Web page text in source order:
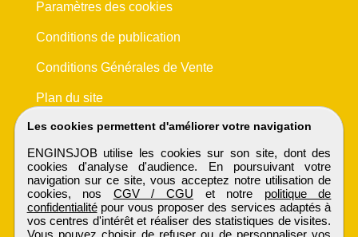
Les cookies permettent d'améliorer votre navigation
ENGINSJOB utilise les cookies sur son site, dont des
cookies d'analyse d'audience. En poursuivant votre
navigation sur ce site, vous acceptez notre utilisation de
cookies, nos CGV / CGU et notre politique de
confidentialitépour vous proposer des services adaptés à
vos centres d'intérêt et réaliser des statistiques de visites.
Vous pouvez choisir de refuser ou de personnaliser vos
Paramètres des cookies
Conditions de publication
Conditions Générales de Vente
Plan du site